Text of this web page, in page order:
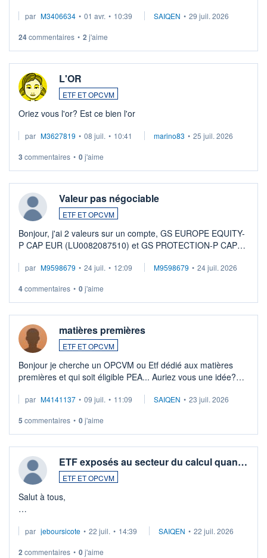
par M3406634 • 01 avr. • 10:39 SAIQEN • 29 juil. 2026
24commentaires • 2 j'aime
L'OR
ETF ET OPCVM
Oriez vous l'or? Est ce bien l'or
par M3627819 • 08 juil. • 10:41 marino83 • 25 juil. 2026
3 commentaires • 0j'aime
Valeur pas négociable
ETF ET OPCVM
Bonjour, j'ai 2 valeurs sur un compte, GS EUROPE EQUITY-
P CAP EUR (LU0082087510) et GS PROTECTION-P CAP
veux procéder à la vente, on me signale ...
par M9598679 • 24 juil. • 12:09 M9598679 • 24 juil. 2026
4commentaires • 0j'aime
matières premières
ETF ET OPCVM
Bonjour je cherche un OPCVM ou Etf dédié aux matières
premières et qui soit éligible PEA... Auriez vous une idée?
par M4141137 • 09 juil. • 11:09 SAIQEN • 23 juil. 2026
5 commentaires • 0j'aime
ETF exposés au secteur du calcul quan…
ETF ET OPCVM
Salut à tous,
via un ETF plutôt que des actions individuelles.
par jeboursicote • 22 juil. • 14:39 SAIQEN • 22 juil. 2026
2 commentaires • 0j'aime